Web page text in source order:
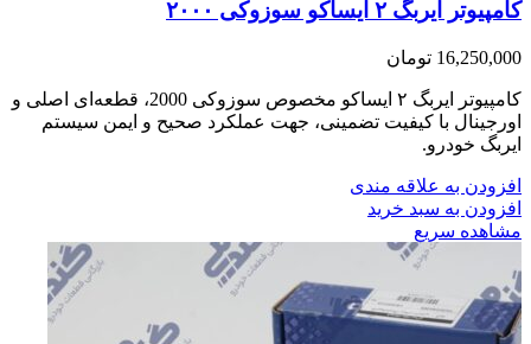
کامپیوتر ایربگ ۲ ایساکو سوزوکی ۲۰۰۰
16,250,000 تومان
کامپیوتر ایربگ ۲ ایساکو مخصوص سوزوکی 2000، قطعه‌ای اصلی و
اورجینال با کیفیت تضمینی، جهت عملکرد صحیح و ایمن سیستم
ایربگ خودرو.
افزودن به علاقه مندی
افزودن به سبد خرید
مشاهده سریع